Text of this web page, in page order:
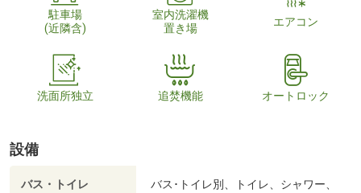
駐車場
(近隣含)
室内洗濯機
置き場
エアコン
洗面所独立 追焚機能 オートロック
設備
バス・トイレ
バス･トイレ別、トイレ、シャワー、